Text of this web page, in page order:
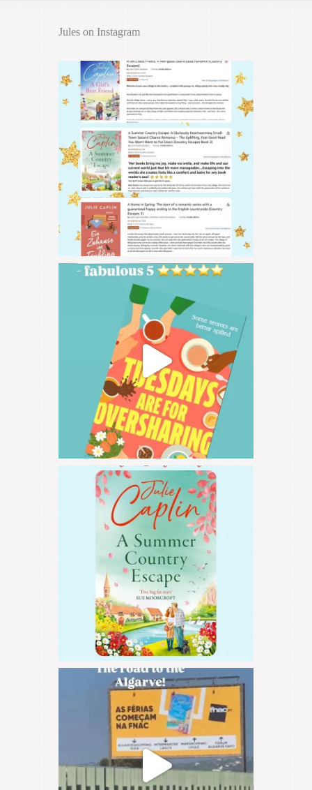
Jules on Instagram